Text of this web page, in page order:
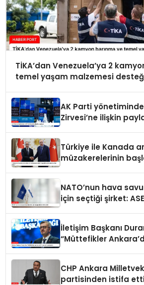
TİKA’dan Venezuela’ya 2
temel yaşam malzemesi
AK Parti
Zirvesi’ne ilişkin
Türkiye ile Kanada
müzakerelerinin
NATO’nun hava
için seçtiği şirket:
İletişim Başkanı
“Müttefikler
CHP Ankara
partisinden istifa